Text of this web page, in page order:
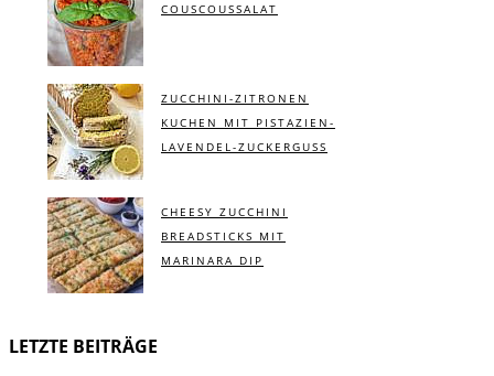
COUSCOUSSALAT
ZUCCHINI-ZITRONEN
KUCHEN MIT PISTAZIEN-
LAVENDEL-ZUCKERGUSS
CHEESY ZUCCHINI
BREADSTICKS MIT
MARINARA DIP
LETZTE BEITRÄGE